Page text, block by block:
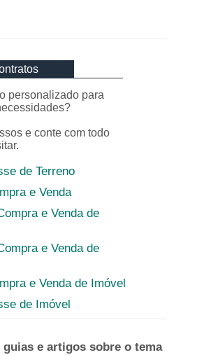
personalizado para
e conte com todo
de Terreno
e Venda
e Venda de
e Venda de
e Venda de Imóvel
de Imóvel
e artigos sobre o tema